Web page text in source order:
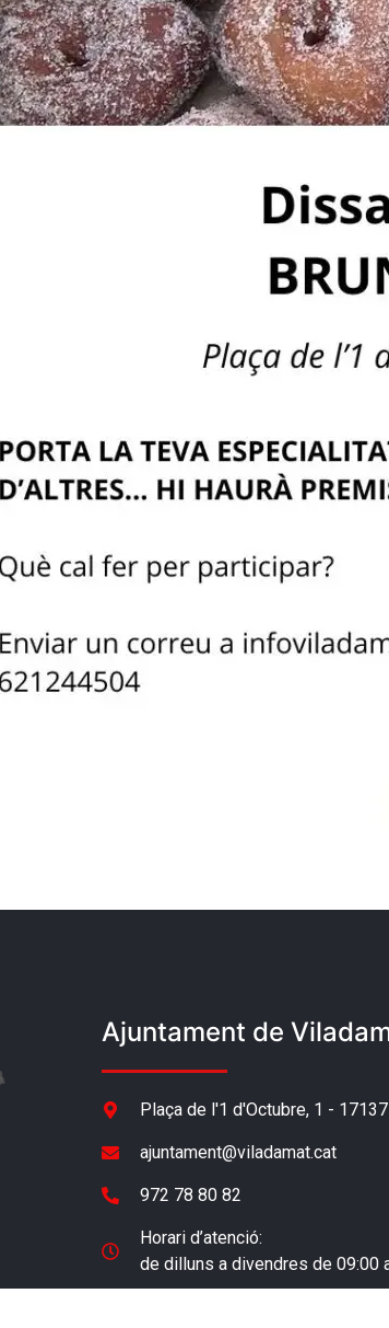
Ajuntament de
Plaça de l'1 d'Octubre, 1 - 17137
ajuntament@viladamat.cat
972 78 80 82
Horari d’atenció:
de dilluns a divendres de 09:00